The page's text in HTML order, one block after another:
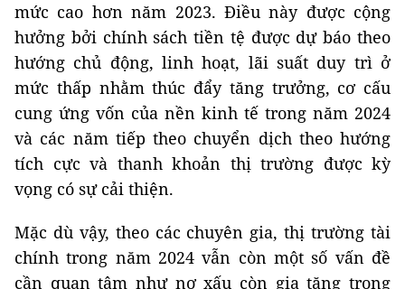
mức cao hơn năm 2023. Điều này được cộng
hưởng bởi chính sách tiền tệ được dự báo theo
hướng chủ động, linh hoạt, lãi suất duy trì ở
mức thấp nhằm thúc đẩy tăng trưởng, cơ cấu
cung ứng vốn của nền kinh tế trong năm 2024
và các năm tiếp theo chuyển dịch theo hướng
tích cực và thanh khoản thị trường được kỳ
vọng có sự cải thiện.
Mặc dù vậy, theo các chuyên gia, thị trường tài
chính trong năm 2024 vẫn còn một số vấn đề
cần quan tâm như nợ xấu còn gia tăng trong